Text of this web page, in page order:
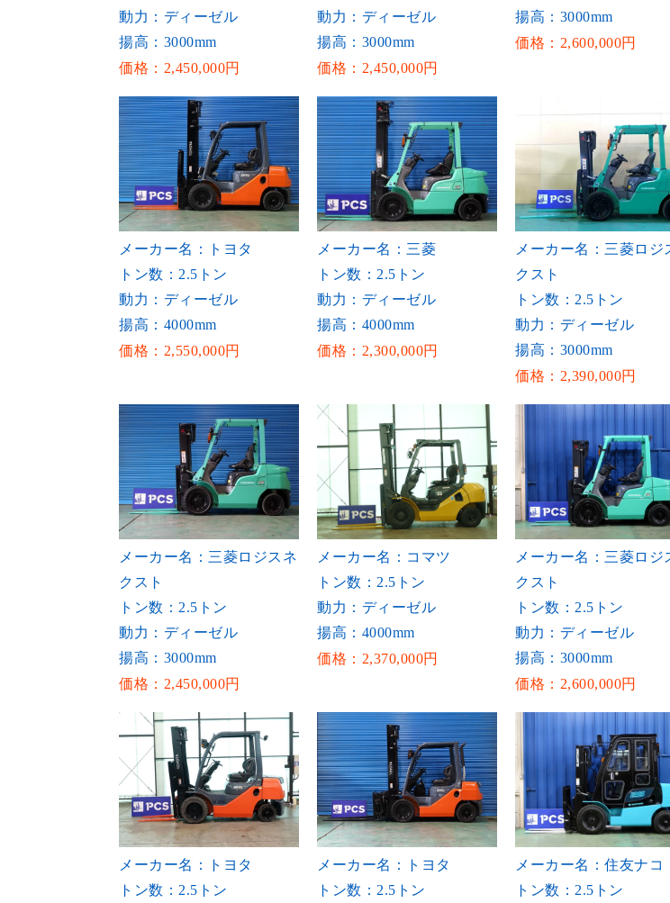
動力：ディーゼル
揚高：3000mm
価格：2,450,000円
動力：ディーゼル
揚高：3000mm
価格：2,450,000円
揚高：3000mm
価格：2,600,000円
メーカー名：トヨタ
トン数：2.5トン
動力：ディーゼル
揚高：4000mm
価格：2,550,000円
メーカー名：三菱
トン数：2.5トン
動力：ディーゼル
揚高：4000mm
価格：2,300,000円
メーカー名：三菱ロジ
クスト
トン数：2.5トン
動力：ディーゼル
揚高：3000mm
価格：2,390,000円
メーカー名：三菱ロジスネ
クスト
トン数：2.5トン
動力：ディーゼル
揚高：3000mm
価格：2,450,000円
メーカー名：コマツ
トン数：2.5トン
動力：ディーゼル
揚高：4000mm
価格：2,370,000円
メーカー名：三菱ロジ
クスト
トン数：2.5トン
動力：ディーゼル
揚高：3000mm
価格：2,600,000円
メーカー名：トヨタ
トン数：2.5トン
メーカー名：トヨタ
トン数：2.5トン
メーカー名：住友ナコ
トン数：2.5トン